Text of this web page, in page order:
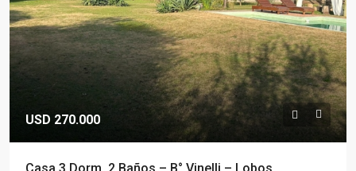
USD 270.000
Casa 3 Dorm. 2 Baños – B° Vinelli – Lobos